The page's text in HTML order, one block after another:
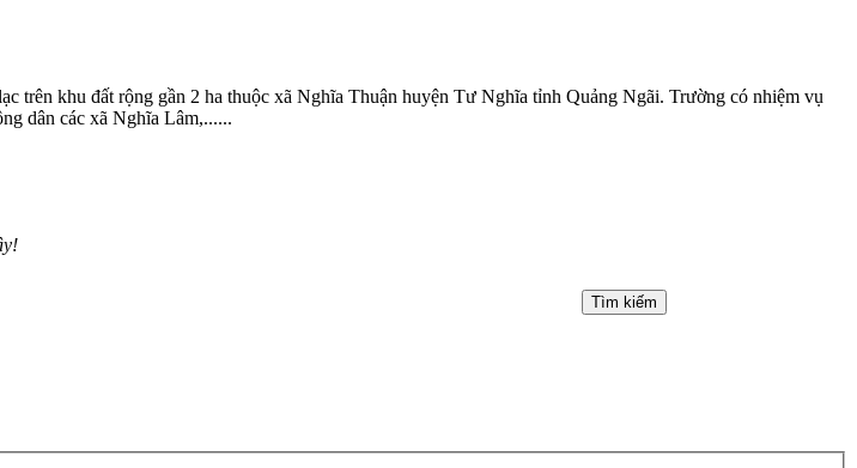
trên khu đất rộng gần 2 ha thuộc xã Nghĩa Thuận huyện Tư Nghĩa tỉnh Quảng Ngãi. Trường có nhiệm vụ
dân các xã Nghĩa Lâm,......